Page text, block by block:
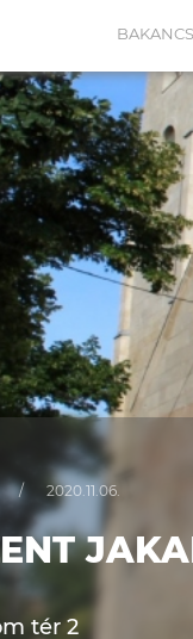
/ 2020.11.06.
tér 2